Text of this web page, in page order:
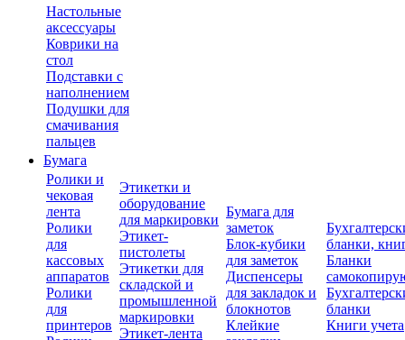
Настольные
аксессуары
Коврики на
стол
Подставки с
наполнением
Подушки для
смачивания
пальцев
Бумага
Ролики и
чековая
лента
Ролики
для
кассовых
аппаратов
Ролики
для
принтеров
Этикетки и
оборудование
для маркировки
Этикет-
пистолеты
Этикетки для
складской и
промышленной
маркировки
Этикет-лента
Бумага для
заметок
Блок-кубики
для заметок
Диспенсеры
для закладок и
блокнотов
Клейкие
бланки,
Бланки
бланки
Книги учета